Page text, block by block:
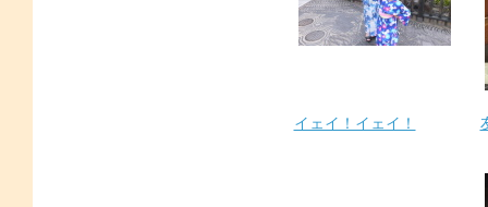
イェイ！イェイ！